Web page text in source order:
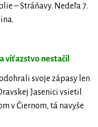
– Stráňavy. Nedeľa 7.
víťazstvo nestačil
svoje zápasy len
Jasenici vsietil
v Čiernom, tá navyše